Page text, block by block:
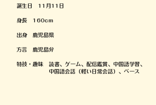
誕生日​ 11月11日
身長 160cm
出身 鹿児島県
方言 鹿児島弁
特技・趣味 読書、ゲーム、配信鑑賞、中国語学習、
中国語会話（軽い日常会話）、ベース